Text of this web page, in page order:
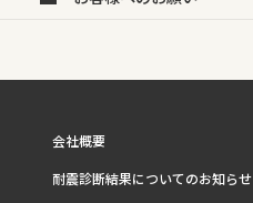
会社概要
耐震診断結果についてのお知らせ